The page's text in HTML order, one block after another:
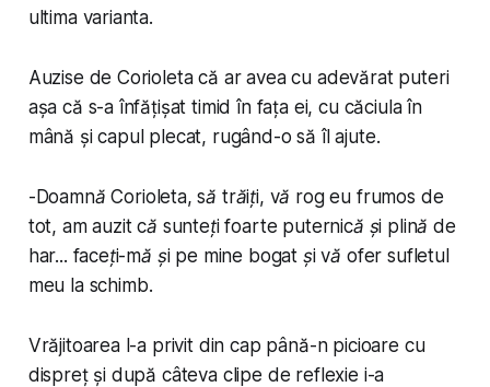
ultima varianta.
Auzise de Corioleta că ar avea cu adevărat puteri
așa că s-a înfățișat timid în fața ei, cu căciula în
mână și capul plecat, rugând-o să îl ajute.
-Doamnă Corioleta, să trăiți, vă rog eu frumos de
tot, am auzit că sunteți foarte puternică și plină de
har... faceți-mă și pe mine bogat și vă ofer sufletul
meu la schimb.
Vrăjitoarea l-a privit din cap până-n picioare cu
dispreț și după câteva clipe de reflexie i-a